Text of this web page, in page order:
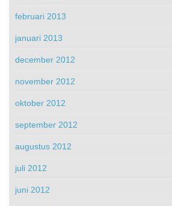
februari 2013
januari 2013
december 2012
november 2012
oktober 2012
september 2012
augustus 2012
juli 2012
juni 2012